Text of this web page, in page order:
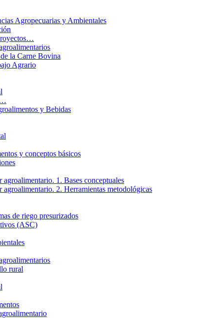
Agropecuarias y Ambientales
la Carne Bovina
Agrario
y Bebidas
y conceptos básicos
agroalimentario. 1. Bases conceptuales
agroalimentario. 2. Herramientas metodológicas
de riego presurizados
(ASC)
rural